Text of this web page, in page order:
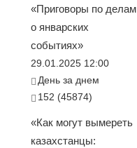
«Приговоры по делам
о январских
событиях»
29.01.2025 12:00
День за днем
152 (45874)
«Как могут вымереть
казахстанцы: